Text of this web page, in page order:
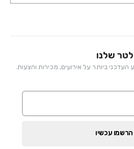
שלנו
ביותר על אירועים, מכירות והצעות.
הרשמו עכשיו